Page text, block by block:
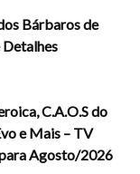
Bárbaros de
C.A.O.S do
e Mais – TV
Agosto/2026